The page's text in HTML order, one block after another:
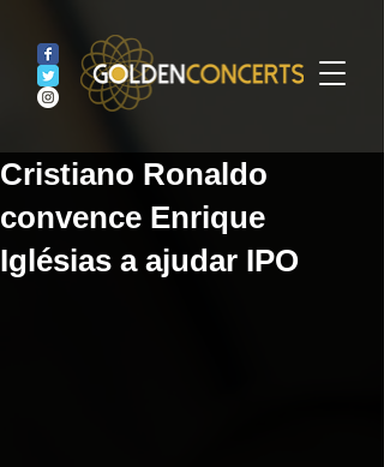
Cristiano Ronaldo
convence Enrique
Iglésias a ajudar IPO